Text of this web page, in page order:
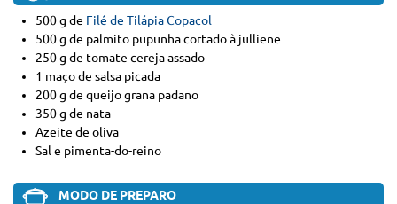
500 g de Filé de Tilápia Copacol
500 g de palmito pupunha cortado à julliene
250 g de tomate cereja assado
1 maço de salsa picada
200 g de queijo grana padano
350 g de nata
Azeite de oliva
Sal e pimenta-do-reino
MODO DE PREPARO